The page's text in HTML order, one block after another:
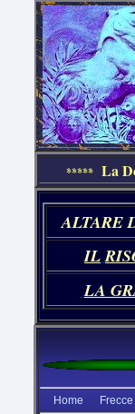
***** La
ALTARE
IL R
LA
Home